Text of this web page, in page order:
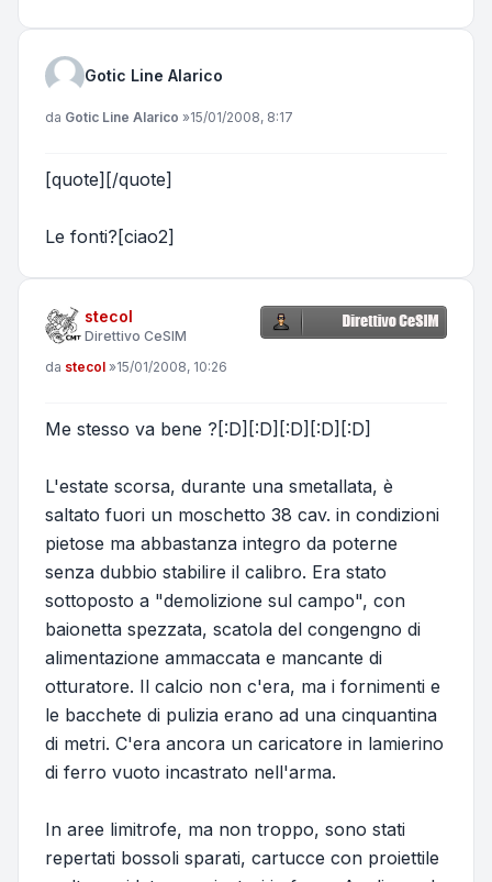
Gotic Line Alarico
Messaggio
da Gotic Line Alarico »15/01/2008, 8:17
[quote][/quote]
Le fonti?[ciao2]
stecol
Direttivo CeSIM
Messaggio
da stecol »15/01/2008, 10:26
Me stesso va bene ?[:D][:D][:D][:D][:D]
L'estate scorsa, durante una smetallata, è
saltato fuori un moschetto 38 cav. in condizioni
pietose ma abbastanza integro da poterne
senza dubbio stabilire il calibro. Era stato
sottoposto a "demolizione sul campo", con
baionetta spezzata, scatola del congengno di
alimentazione ammaccata e mancante di
otturatore. Il calcio non c'era, ma i fornimenti e
le bacchete di pulizia erano ad una cinquantina
di metri. C'era ancora un caricatore in lamierino
di ferro vuoto incastrato nell'arma.
In aree limitrofe, ma non troppo, sono stati
repertati bossoli sparati, cartucce con proiettile